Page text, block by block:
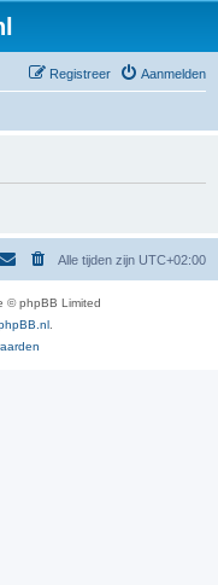
Aanmelden
Registreer
Alle tijden zijn UTC+02:00
© phpBB Limited